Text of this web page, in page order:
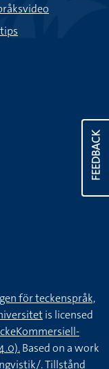
FEEDBACK
för teckenspråk,
is licensed
Based on a work
. Tillstånd